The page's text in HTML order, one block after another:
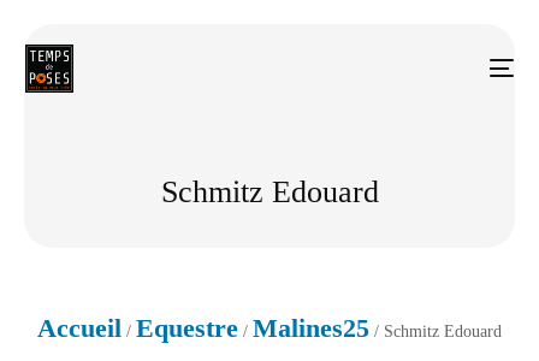
Schmitz Edouard
Accueil / Equestre / Malines25 / Schmitz Edouard